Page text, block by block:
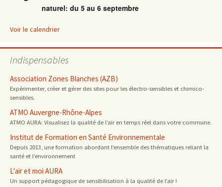
naturel: du 5 au 6 septembre
Voir le calendrier
Indispensables
Association Zones Blanches (AZB)
Expérimenter, créer et gérer des sites pour les électro-sensibles et chimico-
sensibles.
ATMO Auvergne-Rhône-Alpes
ATMO AURA: Visualisez la qualité de l’air en temps réel dans votre commune.
Institut de Formation en Santé Environnementale
Depuis 2013, une formation abordant l’ensemble des thématiques reliant la
santé et l’environnement
L'air et moi AURA
Un support pédagogique de sensibilisation à la qualité de l’air !